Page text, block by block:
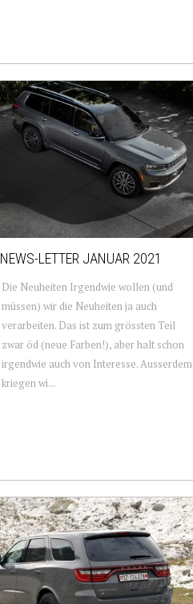
NEWS-LETTER JANUAR 2021
Die Neuheiten Irgendwie wollen (und
müssen) wir die Neuheiten ja auch
verarbeiten. Das ist zum grössten Teil
zwar öd (neue Farben!), aber halt schon
irgendwie auch von Interesse. Ausserdem
kriegen wi...